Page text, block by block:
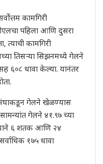
कामगिरी
पहिला आणि दुसरा
त्याची कामगिरी
तिसऱ्या सिझनमध्ये गेलने
६०८ धावा केल्या. यानंतर
गेलने खेळण्यास
गेलने ४१.९७ च्या
६ शतक आणि २४
१७५ धावा